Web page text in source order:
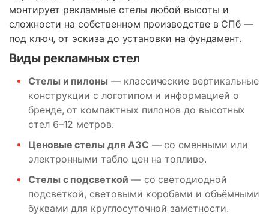
монтирует рекламные стелы любой высоты и
сложности на собственном производстве в СПб —
под ключ, от эскиза до установки на фундамент.
Виды рекламных стел
Стелы и пилоны — классические вертикальные
конструкции с логотипом и информацией о
бренде, от компактных пилонов до высотных
стел 6–12 метров.
Ценовые стелы для АЗС — со сменными или
электронными табло цен на топливо.
Стелы с подсветкой — со светодиодной
подсветкой, световыми коробами и объёмными
буквами для круглосуточной заметности.